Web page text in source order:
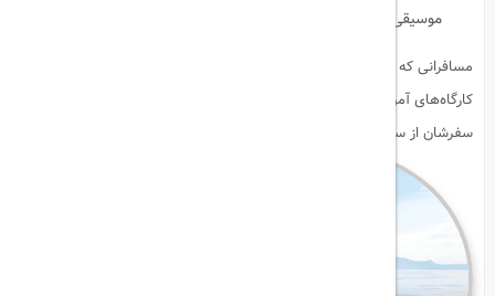
موسیقی سنتی اصفهان.
مسافرانی که به دنبال تجربه‌های عمیق فرهنگی هستند، می‌توانند از
کارگاه‌های آموزشی، کلاس‌های صنایع دستی و تورهای محلی بهره ببرند تا
سفرشان از سطح دیدن جاذبه‌ها فراتر رود و یادگیری واقعی داشته باشند.